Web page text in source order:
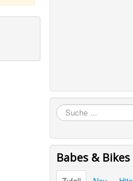
Suchen
Babes & Bikes